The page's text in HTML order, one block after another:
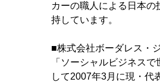
カーの職人による日本
持しています。
■株式会社ボーダレス・
「ソーシャルビジネス
して2007年3月に現・代